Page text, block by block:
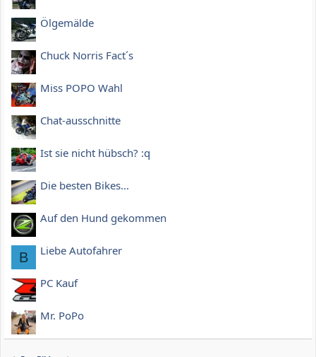
Ölgemälde
Chuck Norris Fact´s
Miss POPO Wahl
Chat-ausschnitte
Ist sie nicht hübsch? :q
Die besten Bikes...
Auf den Hund gekommen
B Liebe Autofahrer
PC Kauf
Mr. PoPo